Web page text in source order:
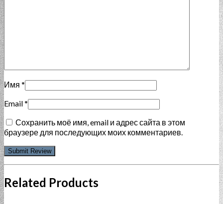
Имя *
Email*
Сохранить моё имя, email и адрес сайта в этом
браузере для последующих моих комментариев.
Related Products